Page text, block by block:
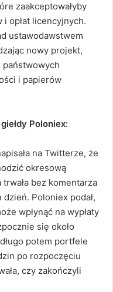
zaakceptowałyby
opłat licencyjnych.
ustawodawstwem
nowy projekt,
państwowych
i papierów
Poloniex:
na Twitterze, że
okresową
bez komentarza
Poloniex podał,
wpłynąć na wypłaty
się około
potem portfele
po rozpoczęciu
czy zakończyli